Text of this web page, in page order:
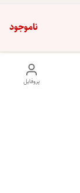
ناموجود
پروفایل